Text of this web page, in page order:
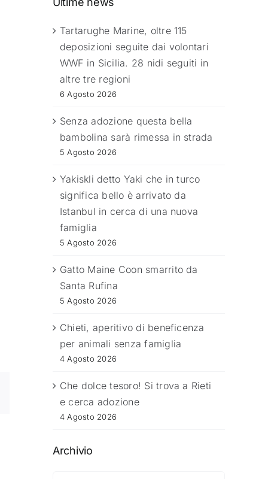
Tartarughe Marine, oltre 115
deposizioni seguite dai volontari
WWF in Sicilia. 28 nidi seguiti in
altre tre regioni
6 Agosto 2026
Senza adozione questa bella
bambolina sarà rimessa in strada
5 Agosto 2026
Yakiskli detto Yaki che in turco
significa bello è arrivato da
Istanbul in cerca di una nuova
famiglia
5 Agosto 2026
Gatto Maine Coon smarrito da
Santa Rufina
5 Agosto 2026
Chieti, aperitivo di beneficenza
per animali senza famiglia
4 Agosto 2026
Che dolce tesoro! Si trova a Rieti
e cerca adozione
4 Agosto 2026
Archivio